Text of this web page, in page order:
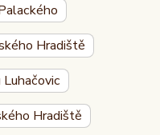
Hradiště
Hradiště